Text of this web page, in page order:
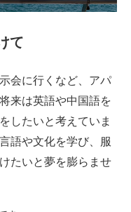
て
会に行くなど、アパ
来は英語や中国語を
したいと考えていま
語や文化を学び、服
たいと夢を膨らませ